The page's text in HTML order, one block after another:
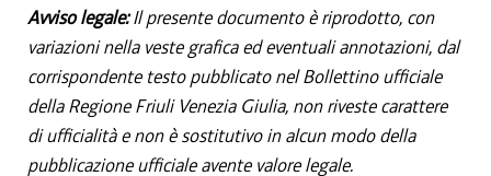
Avviso legale:Il presente documento è riprodotto, con
variazioni nella veste grafica ed eventuali annotazioni, dal
corrispondente testo pubblicato nel Bollettino ufficiale
della Regione Friuli Venezia Giulia, non riveste carattere
di ufficialità e non è sostitutivo in alcun modo della
pubblicazione ufficiale avente valore legale.